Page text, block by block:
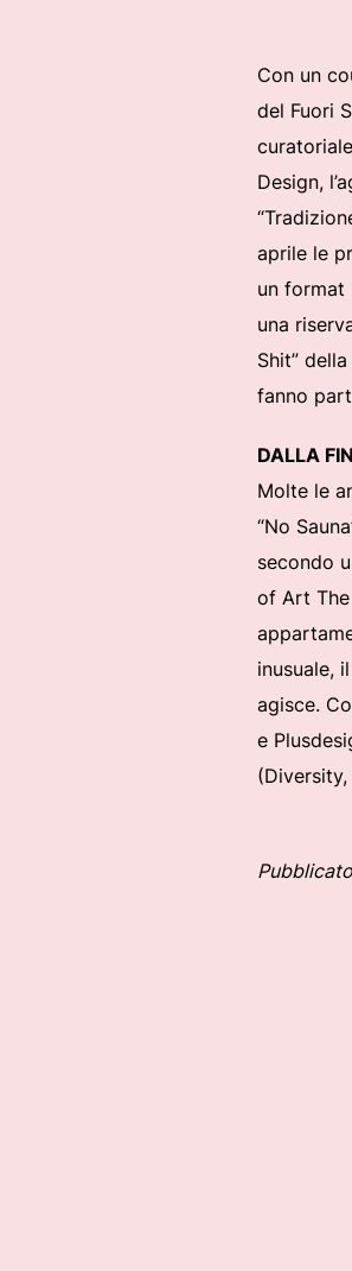
Con un
del Fuori
Design,
aprile le
un format
una
Shit”
fanno
DALLA
Molte le
“No
secondo
of Art The
inusuale,
agisce.
e